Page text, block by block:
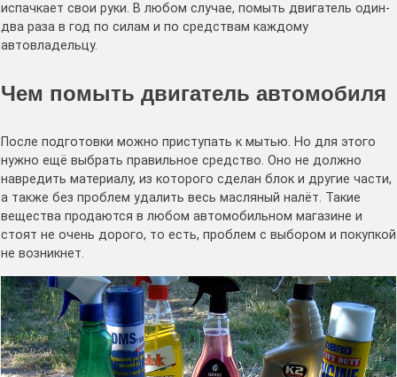
испачкает свои руки. В любом случае, помыть двигатель один-
два раза в год по силам и по средствам каждому
автовладельцу.
Чем помыть двигатель автомобиля
После подготовки можно приступать к мытью. Но для этого
нужно ещё выбрать правильное средство. Оно не должно
навредить материалу, из которого сделан блок и другие части,
а также без проблем удалить весь масляный налёт. Такие
вещества продаются в любом автомобильном магазине и
стоят не очень дорого, то есть, проблем с выбором и покупкой
не возникнет.